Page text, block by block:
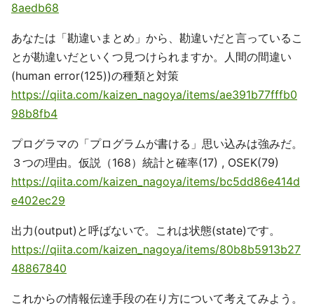
8aedb68
あなたは「勘違いまとめ」から、勘違いだと言っているこ
とが勘違いだといくつ見つけられますか。人間の間違い
(human error(125))の種類と対策
https://qiita.com/kaizen_nagoya/items/ae391b77fffb0
98b8fb4
プログラマの「プログラムが書ける」思い込みは強みだ。
３つの理由。仮説（168）統計と確率(17) , OSEK(79)
https://qiita.com/kaizen_nagoya/items/bc5dd86e414d
e402ec29
出力(output)と呼ばないで。これは状態(state)です。
https://qiita.com/kaizen_nagoya/items/80b8b5913b27
48867840
これからの情報伝達手段の在り方について考えてみよう。